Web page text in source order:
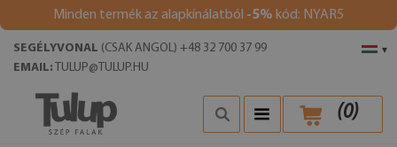
Minden termék az alapkínálatból -5% kód: NYAR5
▾
SEGÉLYVONAL (CSAK ANGOL) +48 32 700 37 99
EMAIL: TULUP@TULUP.HU
(0)